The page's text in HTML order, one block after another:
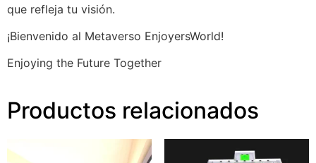
que refleja tu visión.
¡Bienvenido al Metaverso EnjoyersWorld!
Enjoying the Future Together
Productos relacionados